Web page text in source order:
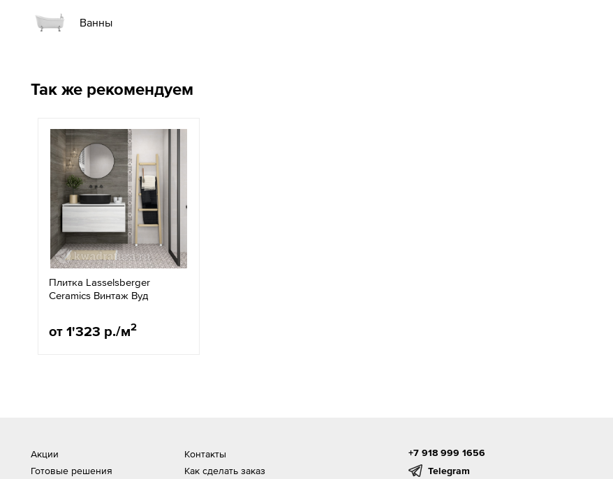
Ванны
Так же рекомендуем
Плитка Lasselsberger
Ceramics Винтаж Вуд
от 1'323 р./м2
Акции
Готовые решения
Контакты
Как сделать заказ
+7 918 999 1656
Telegram